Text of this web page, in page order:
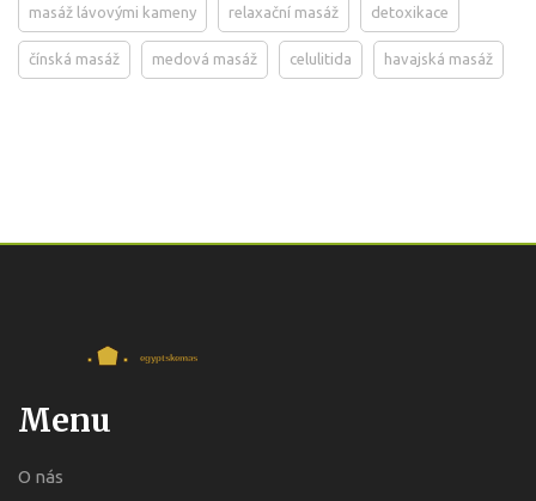
masáž lávovými kameny relaxační masáž detoxikace
čínská masáž medová masáž celulitida havajská masáž
Menu
O nás